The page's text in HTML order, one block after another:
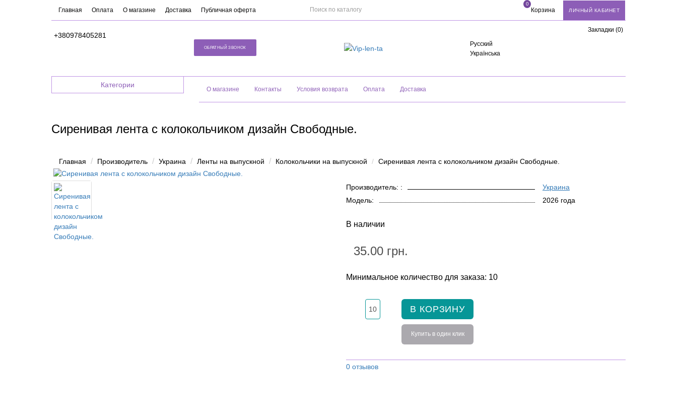
Главная Оплата О магазине Доставка Публичная оферта Корзина
0
ЛИЧНЫЙ КАБИНЕТ
+380978405281
ОБРАТНЫЙ ЗВОНОК
Русский
Українська
Закладки (0)
O магазине Контакты Условия возврата Оплата Доставка
Категории
Сиренивая лента с колокольчиком дизайн Свободные.
Главная Производитель Украина Ленты на выпускной Колокольчики на выпускной Сиренивая лента с колокольчиком дизайн Свободные.
Производитель: :
Украина
Модель:
2026 года
В наличии
35.00 грн.
Минимальное количество для заказа: 10
В КОРЗИНУ
Купить в один клик
0 отзывов